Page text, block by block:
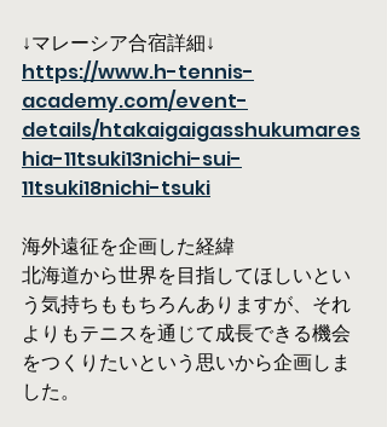
↓マレーシア合宿詳細↓
https://www.h-tennis-
academy.com/event-
details/htakaigaigasshukumares
hia-11tsuki13nichi-sui-
11tsuki18nichi-tsuki
海外遠征を企画した経緯
北海道から世界を目指してほしいとい
う気持ちももちろんありますが、それ
よりもテニスを通じて成長できる機会
をつくりたいという思いから企画しま
した。